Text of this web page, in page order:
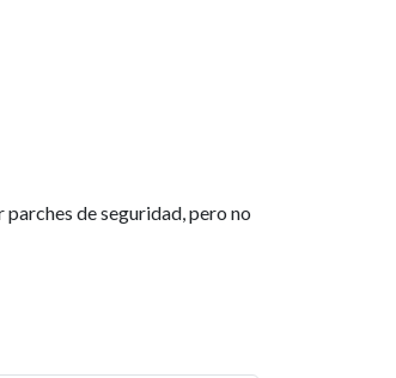
de seguridad, pero no